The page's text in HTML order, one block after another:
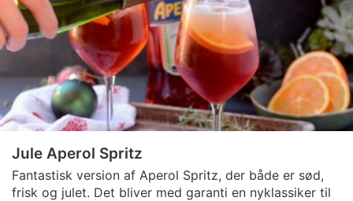
Jule Aperol Spritz
Fantastisk version af Aperol Spritz, der både er sød,
frisk og julet. Det bliver med garanti en nyklassiker til